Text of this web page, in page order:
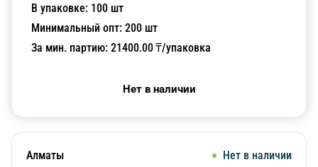
В упаковке: 100 шт
Минимальный опт: 200 шт
За мин. партию: 21400.00₸/упаковка
Нет в наличии
Алматы Нет в наличии